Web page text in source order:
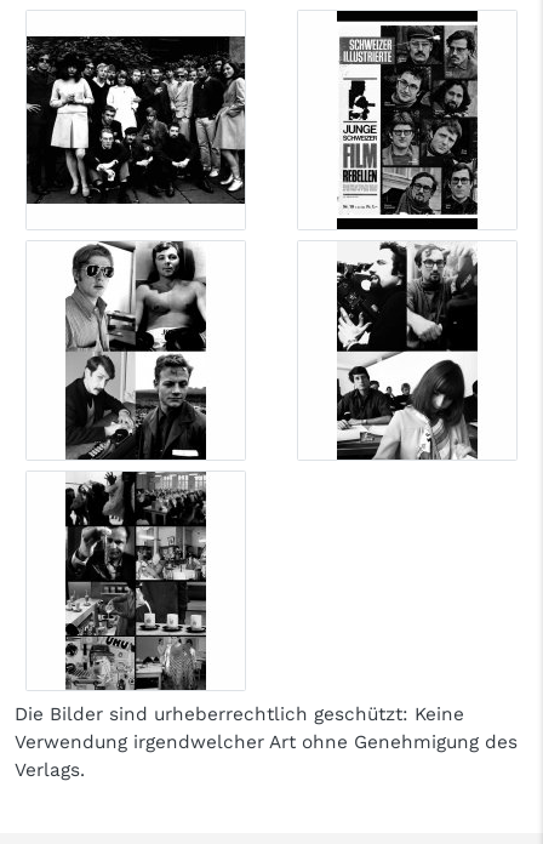
Die Bilder sind urheberrechtlich geschützt: Keine
Verwendung irgendwelcher Art ohne Genehmigung des
Verlags.